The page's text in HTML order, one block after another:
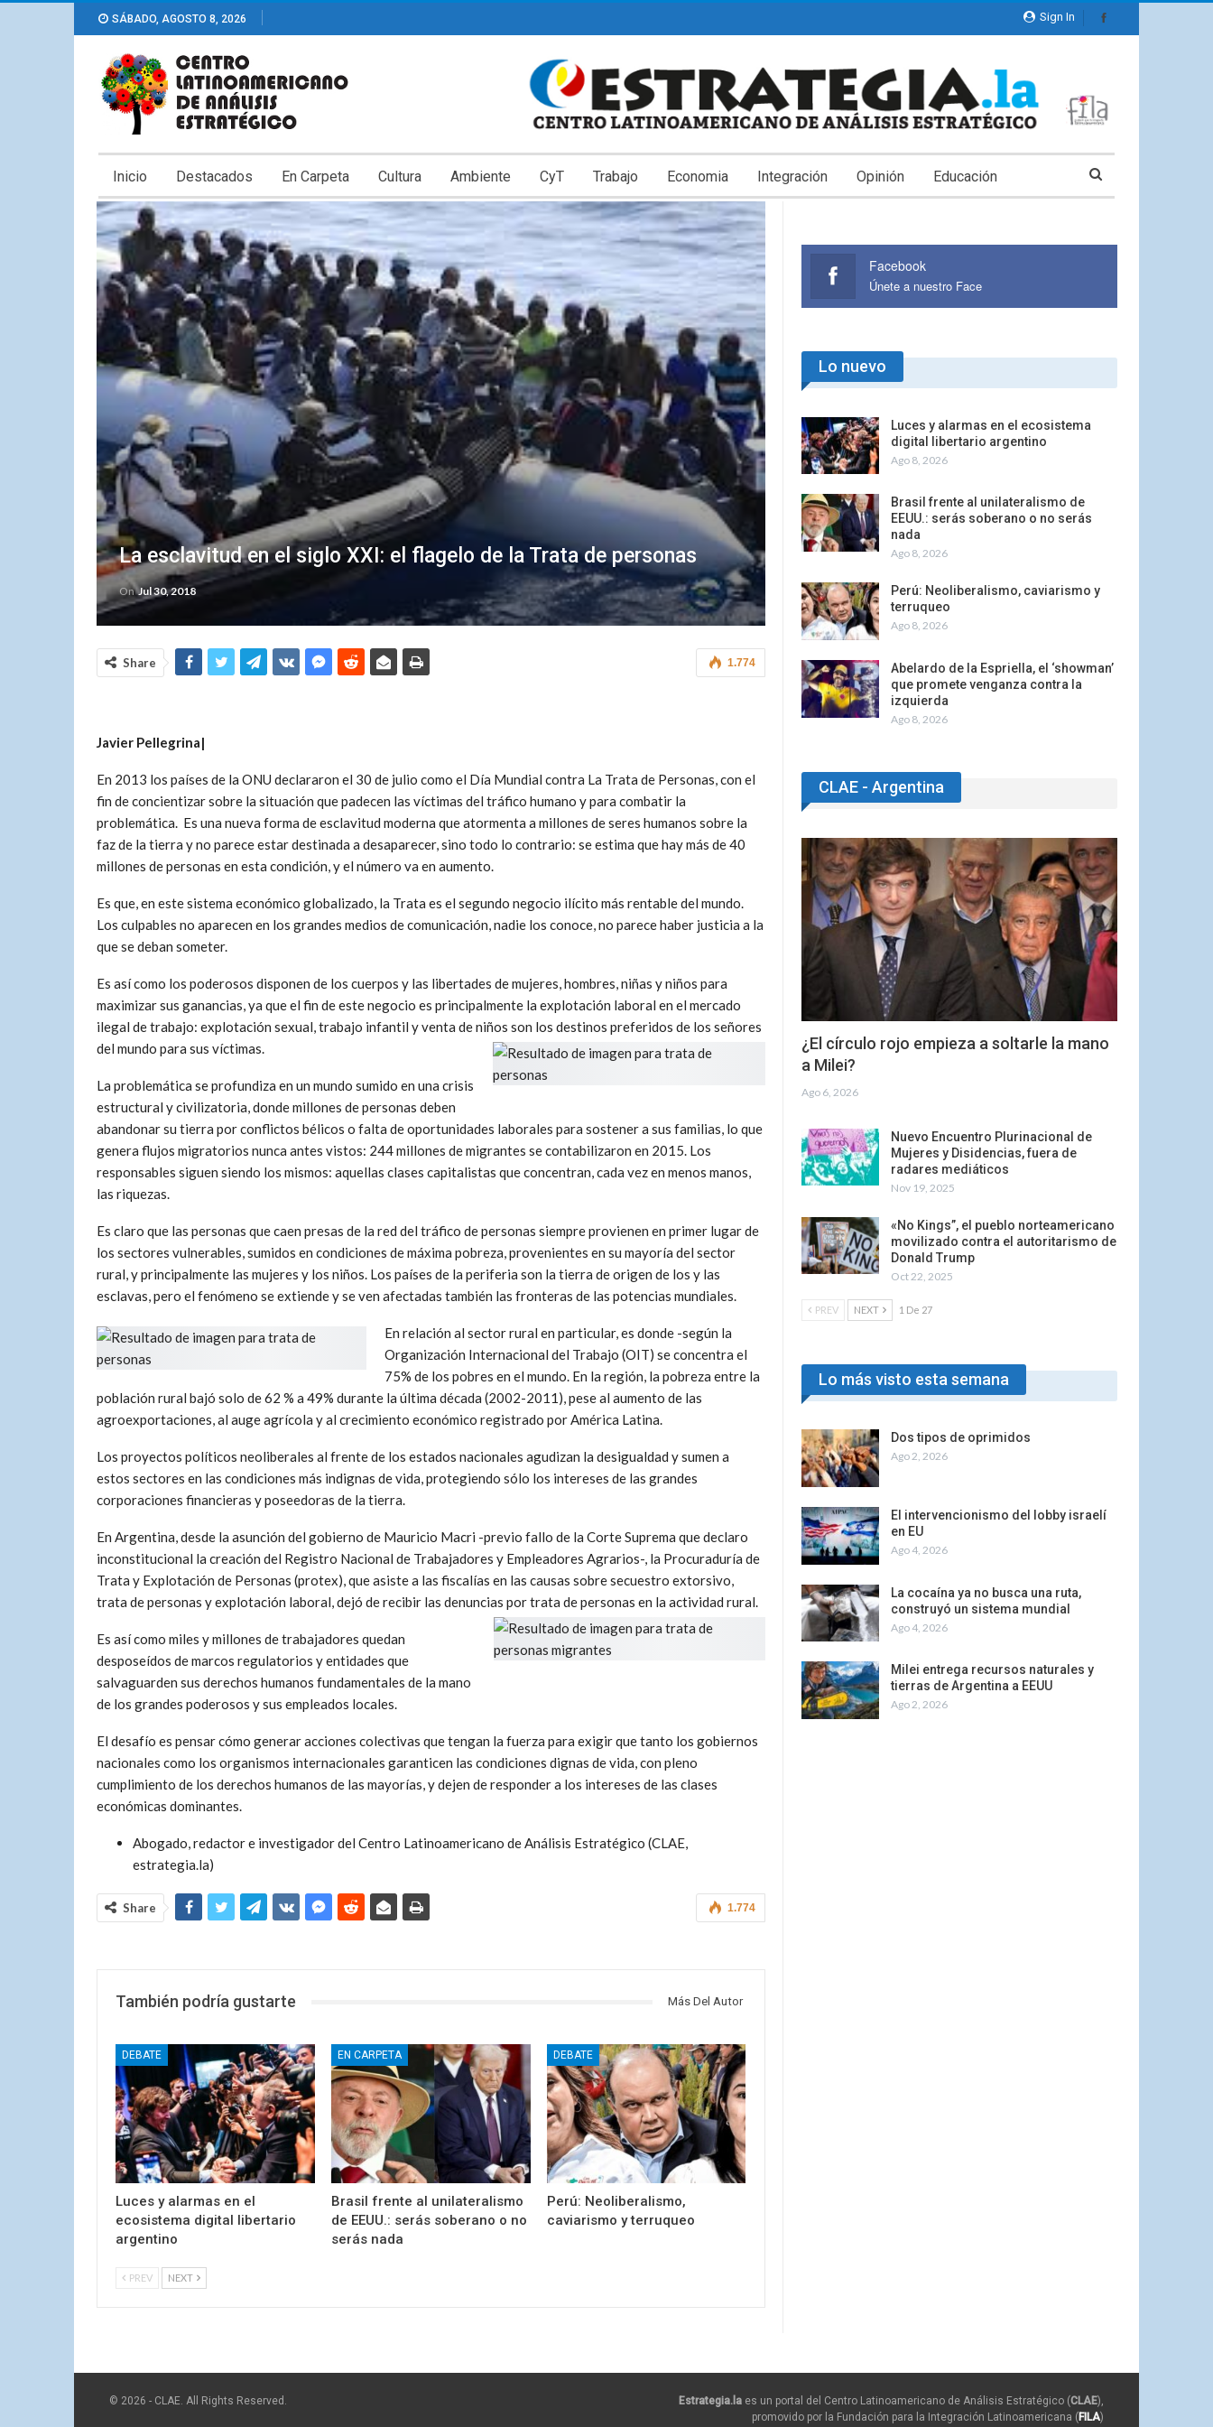
Sign In
SÁBADO, AGOSTO 8, 2026
Inicio Destacados En Carpeta Cultura Ambiente CyT Trabajo Economia Integración Opinión Educación
La esclavitud en el siglo XXI: el flagelo de la Trata de personas
OnJul 30, 2018
1.774
Share
Javier Pellegrina|
En 2013 los países de la ONU declararon el 30 de julio como el Día Mundial contra La Trata de Personas, con el
fin de concientizar sobre la situación que padecen las víctimas del tráfico humano y para combatir la
problemática. Es una nueva forma de esclavitud moderna que atormenta a millones de seres humanos sobre la
faz de la tierra y no parece estar destinada a desaparecer, sino todo lo contrario: se estima que hay más de 40
millones de personas en esta condición, y el número va en aumento.
Es que, en este sistema económico globalizado, la Trata es el segundo negocio ilícito más rentable del mundo.
Los culpables no aparecen en los grandes medios de comunicación, nadie los conoce, no parece haber justicia a la
que se deban someter.
Es así como los poderosos disponen de los cuerpos y las libertades de mujeres, hombres, niñas y niños para
maximizar sus ganancias, ya que el fin de este negocio es principalmente la explotación laboral en el mercado
ilegal de trabajo: explotación sexual, trabajo infantil y venta de niños son los destinos preferidos de los señores
del mundo para sus víctimas.
La problemática se profundiza en un mundo sumido en una crisis
estructural y civilizatoria, donde millones de personas deben
abandonar su tierra por conflictos bélicos o falta de oportunidades laborales para sostener a sus familias, lo que
genera flujos migratorios nunca antes vistos: 244 millones de migrantes se contabilizaron en 2015. Los
responsables siguen siendo los mismos: aquellas clases capitalistas que concentran, cada vez en menos manos,
las riquezas.
Es claro que las personas que caen presas de la red del tráfico de personas siempre provienen en primer lugar de
los sectores vulnerables, sumidos en condiciones de máxima pobreza, provenientes en su mayoría del sector
rural, y principalmente las mujeres y los niños. Los países de la periferia son la tierra de origen de los y las
esclavas, pero el fenómeno se extiende y se ven afectadas también las fronteras de las potencias mundiales.
En relación al sector rural en particular, es donde -según la
Organización Internacional del Trabajo (OIT) se concentra el
75% de los pobres en el mundo. En la región, la pobreza entre la
población rural bajó solo de 62 % a 49% durante la última década (2002-2011), pese al aumento de las
agroexportaciones, al auge agrícola y al crecimiento económico registrado por América Latina.
Los proyectos políticos neoliberales al frente de los estados nacionales agudizan la desigualdad y sumen a
estos sectores en las condiciones más indignas de vida, protegiendo sólo los intereses de las grandes
corporaciones financieras y poseedoras de la tierra.
En Argentina, desde la asunción del gobierno de Mauricio Macri -previo fallo de la Corte Suprema que declaro
inconstitucional la creación del Registro Nacional de Trabajadores y Empleadores Agrarios-, la Procuraduría de
Trata y Explotación de Personas (protex), que asiste a las fiscalías en las causas sobre secuestro extorsivo,
trata de personas y explotación laboral, dejó de recibir las denuncias por trata de personas en la actividad rural.
Es así como miles y millones de trabajadores quedan
desposeídos de marcos regulatorios y entidades que
salvaguarden sus derechos humanos fundamentales de la mano
de los grandes poderosos y sus empleados locales.
El desafío es pensar cómo generar acciones colectivas que tengan la fuerza para exigir que tanto los gobiernos
nacionales como los organismos internacionales garanticen las condiciones dignas de vida, con pleno
cumplimiento de los derechos humanos de las mayorías, y dejen de responder a los intereses de las clases
económicas dominantes.
Abogado, redactor e investigador del Centro Latinoamericano de Análisis Estratégico (CLAE,
estrategia.la)
1.774
Share
También podría gustarte Más Del Autor
DEBATE
Luces y alarmas en el
ecosistema digital libertario
argentino
EN CARPETA
Brasil frente al unilateralismo
de EEUU.: serás soberano o no
serás nada
DEBATE
Perú: Neoliberalismo,
caviarismo y terruqueo
PREV NEXT
Facebook
Únete a nuestro Face
Lo nuevo
Luces y alarmas en el ecosistema
digital libertario argentino
Ago 8, 2026
Brasil frente al unilateralismo de
EEUU.: serás soberano o no serás
nada
Ago 8, 2026
Perú: Neoliberalismo, caviarismo y
terruqueo
Ago 8, 2026
Abelardo de la Espriella, el ‘showman’
que promete venganza contra la
izquierda
Ago 8, 2026
CLAE - Argentina
¿El círculo rojo empieza a soltarle la mano
a Milei?
Ago 6, 2026
Nuevo Encuentro Plurinacional de
Mujeres y Disidencias, fuera de
radares mediáticos
Nov 19, 2025
«No Kings”, el pueblo norteamericano
movilizado contra el autoritarismo de
Donald Trump
Oct 22, 2025
PREV NEXT 1 De 27
Lo más visto esta semana
Dos tipos de oprimidos
Ago 2, 2026
El intervencionismo del lobby israelí
en EU
Ago 4, 2026
La cocaína ya no busca una ruta,
construyó un sistema mundial
Ago 4, 2026
Milei entrega recursos naturales y
tierras de Argentina a EEUU
Ago 2, 2026
© 2026 - CLAE. All Rights Reserved. Estrategia.la es un portal del Centro Latinoamericano de Análisis Estratégico (CLAE),
promovido por la Fundación para la Integración Latinoamericana ( FILA)